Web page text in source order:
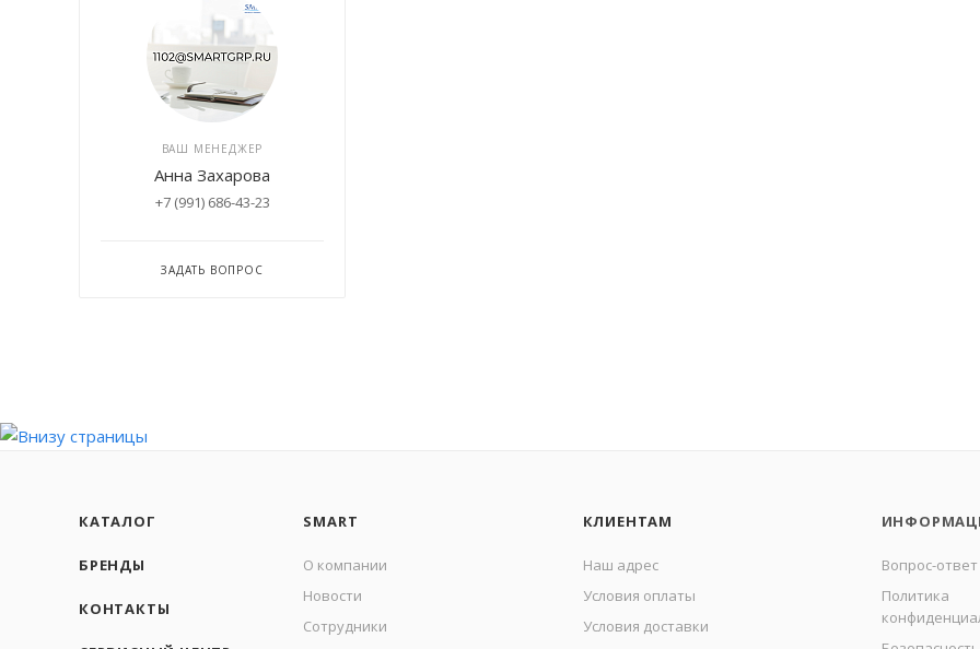
ВАШ МЕНЕДЖЕР
Анна Захарова
+7 (991) 686-43-23
ЗАДАТЬ ВОПРОС
КАТАЛОГ
БРЕНДЫ
КОНТАКТЫ
SMART
О компании
Новости
Сотрудники
КЛИЕНТАМ
Наш адрес
Условия оплаты
Условия доставки
Вопрос-ответ
Политика